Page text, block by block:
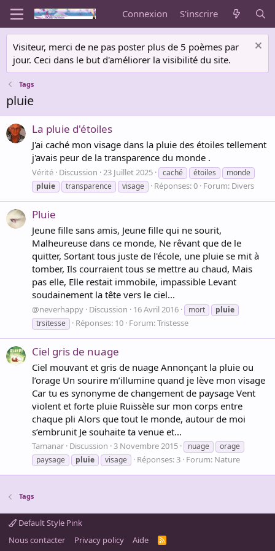
Connexion S'inscrire
Visiteur, merci de ne pas poster plus de 5 poèmes par
jour. Ceci dans le but d'améliorer la visibilité du site.
Tags
pluie
La pluie d'étoiles
J'ai caché mon visage dans la pluie des étoiles tellement
j'avais peur de la transparence du monde .
Vérité Discussion 23 Juillet 2025 caché étoiles
monde
pluie
transparence visage Réponses: 0 Forum: Divers
Pluie
Jeune fille sans amis, Jeune fille qui ne sourit,
Malheureuse dans ce monde, Ne rêvant que de le
quitter, Sortant tous juste de l'école, une pluie se mit à
tomber, Ils courraient tous se mettre au chaud, Mais
pas elle, Elle restait immobile, impassible Levant
soudainement la tête vers le ciel...
@neverhappy Discussion 16 Avril 2016 mort
pluie
trsitesse
Réponses: 10 Forum:Tristesse
Ciel gris de nuage
Ciel mouvant et gris de nuage Annonçant la pluie ou
l’orage Un sourire m’illumine quand je lève mon visage
Car tu es synonyme de changement de paysage Vent
violent et forte pluie Ruissèle sur mon corps entre
chaque pli Alors que tout le monde, autour de moi
s’embrunit Je souhaite ta venue et...
Tamanar Discussion 3 Novembre 2015 nuage
orage
paysage
pluie visage Réponses: 3 Forum: Nature
Tags
Default Style Pink
Nous contacter
Privacy policy Aide
R